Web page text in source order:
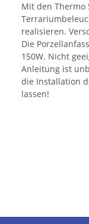
Mit den Thermo
realisieren.
Die
150W. Nicht
Anleitung ist
die Installation
lassen!